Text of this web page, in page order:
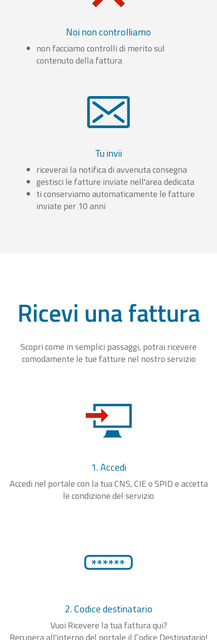
Noi non controlliamo
non facciamo controlli di merito sul
contenuto della fattura
Tu invii
riceverai la notifica di avvenuta consegna
gestisci le fatture inviate nell'area dedicata
ti conserviamo automaticamente le fatture
inviate per 10 anni
Ricevi una fattura
Scopri come in semplici passaggi, potrai ricevere
comodamente le tue fatture nel nostro servizio
1. Accedi
Accedi nel portale con la tua CNS, CIE o SPID e accetta
le condizione del servizio
2. Codice destinatario
Vuoi Ricevere la tua fattura qui?
Recupera all'interno del portale il Codice Destinatario!